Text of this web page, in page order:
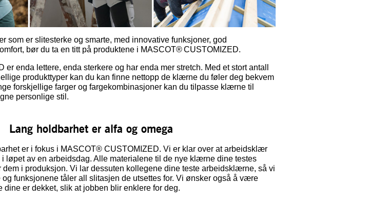
som er slitesterke og smarte, med innovative funksjoner, god
bør du ta en titt på produktene i MASCOT® CUSTOMIZED.
enda lettere, enda sterkere og har enda mer stretch. Med et stort antall
produkttyper kan du kan finne nettopp de klærne du føler deg bekvem
forskjellige farger og fargekombinasjoner kan du tilpasse klærne til
personlige stil.
Lang holdbarhet er alfa og omega
er i fokus i MASCOT® CUSTOMIZED. Vi er klar over at arbeidsklær
i løpet av en arbeidsdag. Alle materialene til de nye klærne dine testes
dem i produksjon. Vi lar dessuten kollegene dine teste arbeidsklærne, så vi
funksjonene tåler all slitasjen de utsettes for. Vi ønsker også å være
dine er dekket, slik at jobben blir enklere for deg.